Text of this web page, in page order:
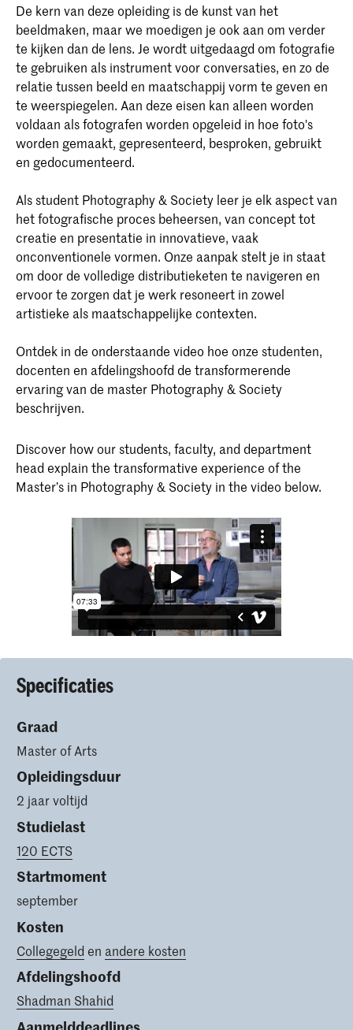
De kern van deze opleiding is de kunst van het
beeldmaken, maar we moedigen je ook aan om verder
te kijken dan de lens. Je wordt uitgedaagd om fotografie
te gebruiken als instrument voor conversaties, en zo de
relatie tussen beeld en maatschappij vorm te geven en
te weerspiegelen. Aan deze eisen kan alleen worden
voldaan als fotografen worden opgeleid in hoe foto's
worden gemaakt, gepresenteerd, besproken, gebruikt
en gedocumenteerd.
Als student Photography & Society leer je elk aspect van
het fotografische proces beheersen, van concept tot
creatie en presentatie in innovatieve, vaak
onconventionele vormen. Onze aanpak stelt je in staat
om door de volledige distributieketen te navigeren en
ervoor te zorgen dat je werk resoneert in zowel
artistieke als maatschappelijke contexten.
Ontdek in de onderstaande video hoe onze studenten,
docenten en afdelingshoofd de transformerende
ervaring van de master Photography & Society
beschrijven.
Discover how our students, faculty, and department
head explain the transformative experience of the
Master’s in Photography & Society in the video below.
Specificaties
Graad
Master of Arts
Opleidingsduur
2 jaar voltijd
Studielast
120 ECTS
Startmoment
september
Kosten
Collegegelden andere kosten
Afdelingshoofd
Shadman Shahid